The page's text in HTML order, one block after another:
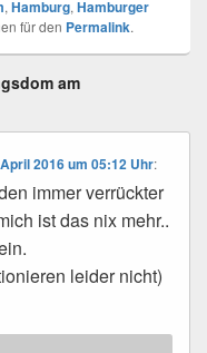
, Hamburg, Hamburger
für den Permalink.
am
2016 um 05:12 Uhr:
immer verrückter
ist das nix mehr..
leider nicht)